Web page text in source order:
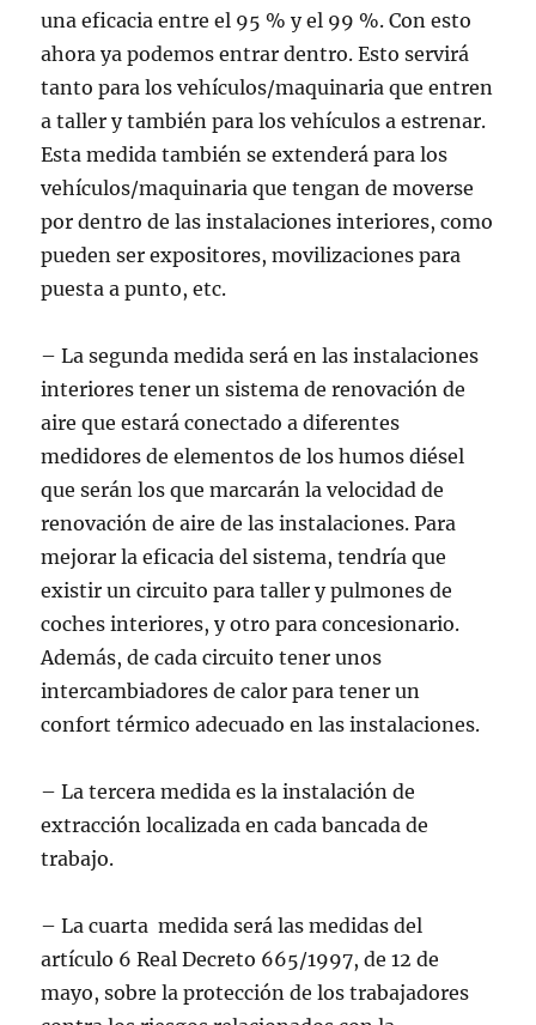
una eficacia entre el 95 % y el 99 %. Con esto
ahora ya podemos entrar dentro. Esto servirá
tanto para los vehículos/maquinaria que entren
a taller y también para los vehículos a estrenar.
Esta medida también se extenderá para los
vehículos/maquinaria que tengan de moverse
por dentro de las instalaciones interiores, como
pueden ser expositores, movilizaciones para
puesta a punto, etc.
– La segunda medida será en las instalaciones
interiores tener un sistema de renovación de
aire que estará conectado a diferentes
medidores de elementos de los humos diésel
que serán los que marcarán la velocidad de
renovación de aire de las instalaciones. Para
mejorar la eficacia del sistema, tendría que
existir un circuito para taller y pulmones de
coches interiores, y otro para concesionario.
Además, de cada circuito tener unos
intercambiadores de calor para tener un
confort térmico adecuado en las instalaciones.
– La tercera medida es la instalación de
extracción localizada en cada bancada de
trabajo.
– La cuarta medida será las medidas del
artículo 6 Real Decreto 665/1997, de 12 de
mayo, sobre la protección de los trabajadores